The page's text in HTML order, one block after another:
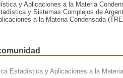
y Aplicaciones a la Materia
y Sistemas Complejos de
a la Materia Condensada
Estadística y Aplicaciones a la